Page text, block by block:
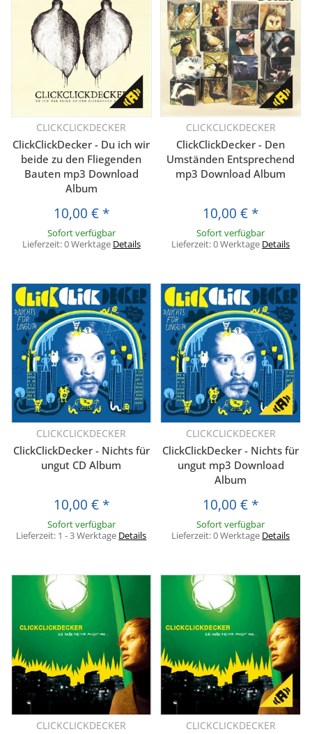
CLICKCLICKDECKER
ClickClickDecker - Du ich wir
beide zu den Fliegenden
Bauten mp3 Download
Album
10,00 € *
Sofort verfügbar
Lieferzeit:0 Werktage Details
CLICKCLICKDECKER
ClickClickDecker - Den
Umständen Entsprechend
mp3 Download Album
10,00 € *
Sofort verfügbar
Lieferzeit:0 Werktage Details
CLICKCLICKDECKER
ClickClickDecker - Nichts für
ungut CD Album
10,00 € *
Sofort verfügbar
Lieferzeit: 1 - 3 Werktage Details
CLICKCLICKDECKER
ClickClickDecker - Nichts für
ungut mp3 Download
Album
10,00 € *
Sofort verfügbar
Lieferzeit:0 Werktage Details
CLICKCLICKDECKER CLICKCLICKDECKER